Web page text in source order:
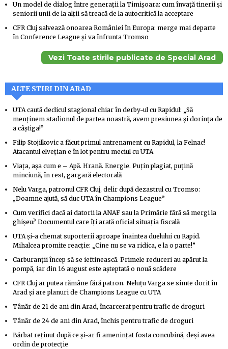
Un model de dialog între generații la Timișoara: cum învață tinerii și
seniorii unii de la alții să treacă de la autocritică la acceptare
CFR Cluj salvează onoarea României în Europa: merge mai departe
în Conference League și va înfrunta Tromso
Vezi Toate stirile publicate de Special Arad
ALTE STIRI DIN ARAD
UTA caută declicul stagional chiar în derby-ul cu Rapidul: „Să
menținem stadionul de partea noastră, avem presiunea și dorința de
a câștiga!”
Filip Stojilkovic a făcut primul antrenament cu Rapidul, la Felnac!
Atacantul elvețian e în lot pentru meciul cu UTA
Viața, așa cum e – Apă. Hrană. Energie. Puțin plagiat, puțină
minciună, în rest, gargară electorală
Nelu Varga, patronul CFR Cluj, delir după dezastrul cu Tromso:
„Doamne ajută, să duc UTA în Champions League”
Cum verifici dacă ai datorii la ANAF sau la Primărie fără să mergi la
ghișeu? Documentul care îți arată oficial situația fiscală
UTA și-a chemat suporterii aproape înaintea duelului cu Rapid.
Mihalcea promite reacție: „Cine nu se va ridica, e la o parte!”
Carburanții încep să se ieftinească. Primele reduceri au apărut la
pompă, iar din 16 august este așteptată o nouă scădere
CFR Cluj ar putea rămâne fără patron. Neluțu Varga se simte dorit în
Arad și are planuri de Champions League cu UTA
Tânăr de 21 de ani din Arad, încarcerat pentru trafic de droguri
Tânăr de 24 de ani din Arad, închis pentru trafic de droguri
Bărbat reținut după ce și-ar fi amenințat fosta concubină, deși avea
ordin de protecție